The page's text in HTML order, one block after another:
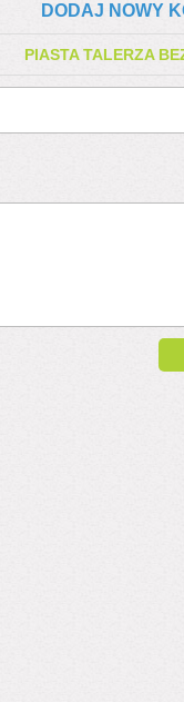
DODAJ NOWY
PIASTA TALERZA